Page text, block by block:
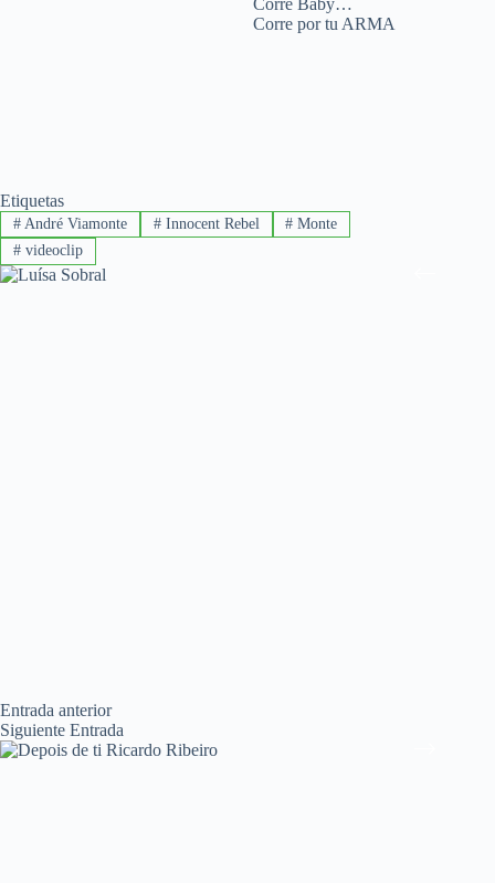
Corre por tu ARMA
Etiquetas
#André Viamonte #Innocent Rebel # Monte
#videoclip
Entrada anterior
Siguiente Entrada